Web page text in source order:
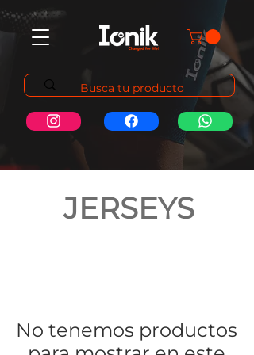
JERSEYS
No tenemos productos